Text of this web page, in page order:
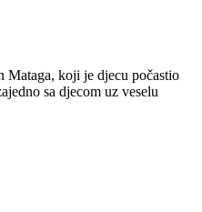
Mataga, koji je djecu počastio
sa djecom uz veselu